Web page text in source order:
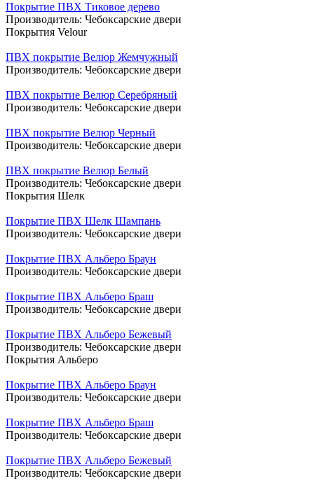
Покрытие ПВХ Тиковое дерево
Производитель: Чебоксарские двери
Покрытия Velour
ПВХ покрытие Велюр Жемчужный
Производитель: Чебоксарские двери
ПВХ покрытие Велюр Серебряный
Производитель: Чебоксарские двери
ПВХ покрытие Велюр Черный
Производитель: Чебоксарские двери
ПВХ покрытие Велюр Белый
Производитель: Чебоксарские двери
Покрытия Шелк
Покрытие ПВХ Шелк Шампань
Производитель: Чебоксарские двери
Покрытие ПВХ Альберо Браун
Производитель: Чебоксарские двери
Покрытие ПВХ Альберо Браш
Производитель: Чебоксарские двери
Покрытие ПВХ Альберо Бежевый
Производитель: Чебоксарские двери
Покрытия Альберо
Покрытие ПВХ Альберо Браун
Производитель: Чебоксарские двери
Покрытие ПВХ Альберо Браш
Производитель: Чебоксарские двери
Покрытие ПВХ Альберо Бежевый
Производитель: Чебоксарские двери